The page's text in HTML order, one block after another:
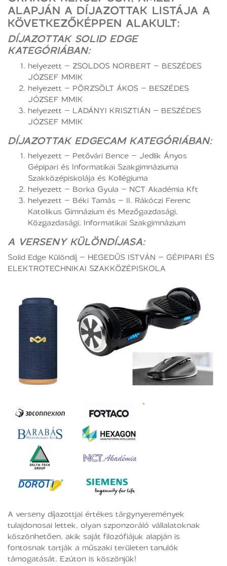
ALAPJÁN A DÍJAZOTTAK LISTÁJA A
KÖVETKEZŐKÉPPEN ALAKULT:
DÍJAZOTTAK SOLID EDGE
KATEGÓRIÁBAN:
helyezett – ZSOLDOS NORBERT – BESZÉDES
JÓZSEF MMIK
helyezett – PÖRZSÖLT ÁKOS – BESZÉDES
JÓZSEF MMIK
helyezett – LADÁNYI KRISZTIÁN – BESZÉDES
JÓZSEF MMIK
DÍJAZOTTAK EDGECAM KATEGÓRIÁBAN:
helyezett – Petővári Bence – Jedlik Ányos
Gépipari és Informatikai Szakgimnáziuma
Szakközépiskolája és Kollégiuma
helyezett – Borka Gyula – NCT Akadémia Kft
helyezett – Béki Tamás – II. Rákóczi Ferenc
Katolikus Gimnázium és Mezőgazdasági,
Közgazdasági, Informatikai Szakgimnázium
A VERSENY KÜLÖNDÍJASA:
Solid Edge Különdíj – HEGEDŰS ISTVÁN – GÉPIPARI ÉS
ELEKTROTECHNIKAI SZAKKÖZÉPISKOLA
A verseny díjazottjai értékes tárgynyeremények
tulajdonosai lettek, olyan szponzoráló vállalatoknak
köszönhetően, akik saját filozófiájuk alapján is
fontosnak tartják a műszaki területen tanulók
támogatását. Ezúton is köszönjük!